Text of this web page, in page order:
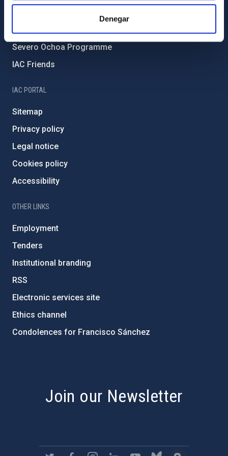
Denegar
External funding
Severo Ochoa Programme
IAC Friends
IAC PORTAL
Sitemap
Privacy policy
Legal notice
Cookies policy
Accessibility
OTHER LINKS
Employment
Tenders
Institutional branding
RSS
Electronic services site
Ethics channel
Condolences for Francisco Sánchez
Join our Newsletter